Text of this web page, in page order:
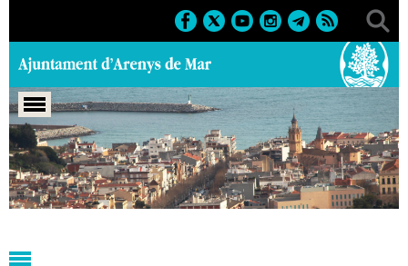
Portada > Agenda > 24-04-
2010 > Marcs > Culturals > 2010 > Sant Jordi